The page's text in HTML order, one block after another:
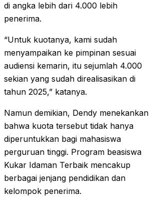
di angka lebih dari 4.000 lebih
penerima.
“Untuk kuotanya, kami sudah
menyampaikan ke pimpinan sesuai
audiensi kemarin, itu sejumlah 4.000
sekian yang sudah direalisasikan di
tahun 2025,” katanya.
Namun demikian, Dendy menekankan
bahwa kuota tersebut tidak hanya
diperuntukkan bagi mahasiswa
perguruan tinggi. Program beasiswa
Kukar Idaman Terbaik mencakup
berbagai jenjang pendidikan dan
kelompok penerima.